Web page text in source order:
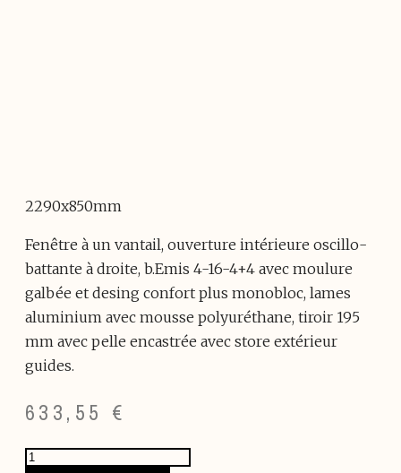
2290x850mm
Fenêtre à un vantail, ouverture intérieure oscillo-
battante à droite, b.Emis 4-16-4+4 avec moulure
galbée et desing confort plus monobloc, lames
aluminium avec mousse polyuréthane, tiroir 195
mm avec pelle encastrée avec store extérieur
guides.
633,55 €
quantité